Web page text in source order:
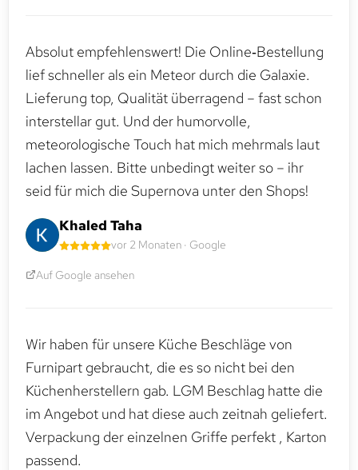
Absolut empfehlenswert! Die Online‑Bestellung
lief schneller als ein Meteor durch die Galaxie.
Lieferung top, Qualität überragend – fast schon
interstellar gut. Und der humorvolle,
meteorologische Touch hat mich mehrmals laut
lachen lassen. Bitte unbedingt weiter so – ihr
seid für mich die Supernova unter den Shops!
Khaled Taha
vor 2 Monaten · Google
Auf Google ansehen
Wir haben für unsere Küche Beschläge von
Furnipart gebraucht, die es so nicht bei den
Küchenherstellern gab. LGM Beschlag hatte die
im Angebot und hat diese auch zeitnah geliefert.
Verpackung der einzelnen Griffe perfekt , Karton
passend.